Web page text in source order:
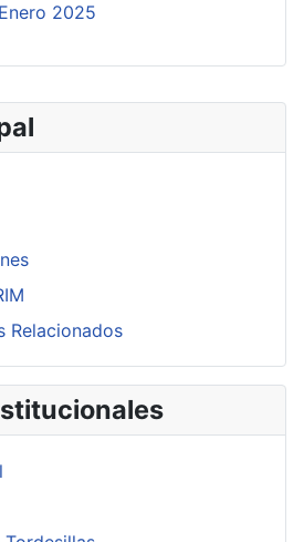
Relacionados
2025